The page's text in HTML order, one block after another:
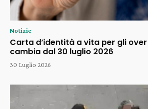
Notizie
Carta d’identità a vita per gli
cambia dal 30 luglio 2026
30 Luglio 2026